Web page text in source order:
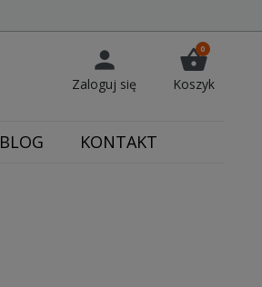
person
Zaloguj się
shopping_basket
0
Koszyk
BLOG KONTAKT